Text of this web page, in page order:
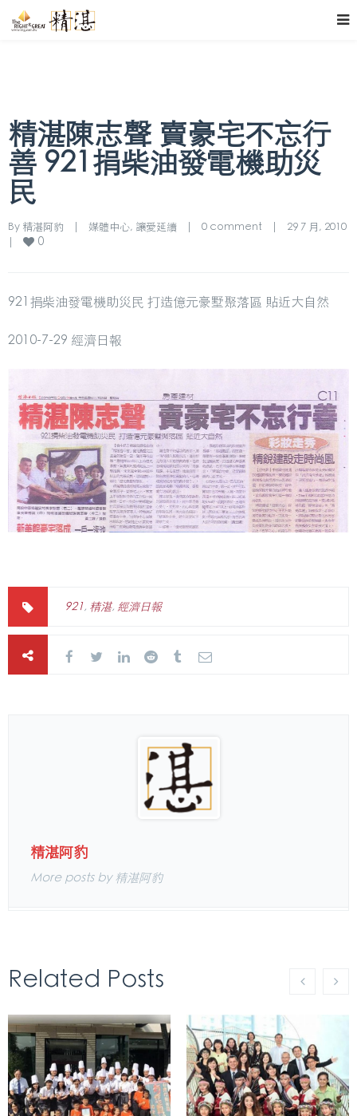
精湛陳志聲 賣豪宅不忘行
善 921捐柴油發電機助災
民
By 精湛阿豹 媒體中心, 讓愛延續 0 comment
0
921捐柴油發電機助災民 打造億元豪墅聚落區 貼近大自然
2010-7-29 經濟日報
921 , 精湛, 經濟日報
精湛阿豹
More posts by 精湛阿豹
Related Posts